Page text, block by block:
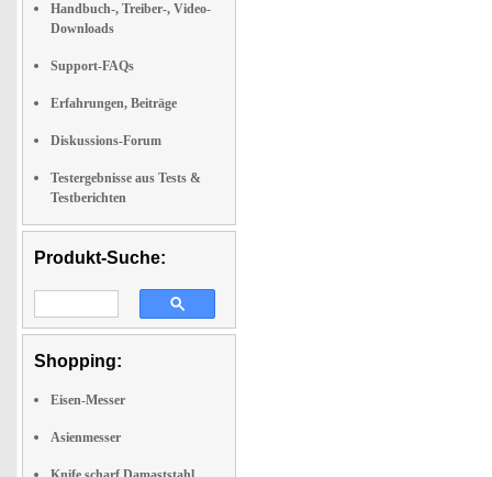
Handbuch-, Treiber-, Video-
Downloads
Support-FAQs
Erfahrungen, Beiträge
Diskussions-Forum
Testergebnisse aus Tests &
Testberichten
Produkt-Suche:
Shopping:
Eisen-Messer
Asienmesser